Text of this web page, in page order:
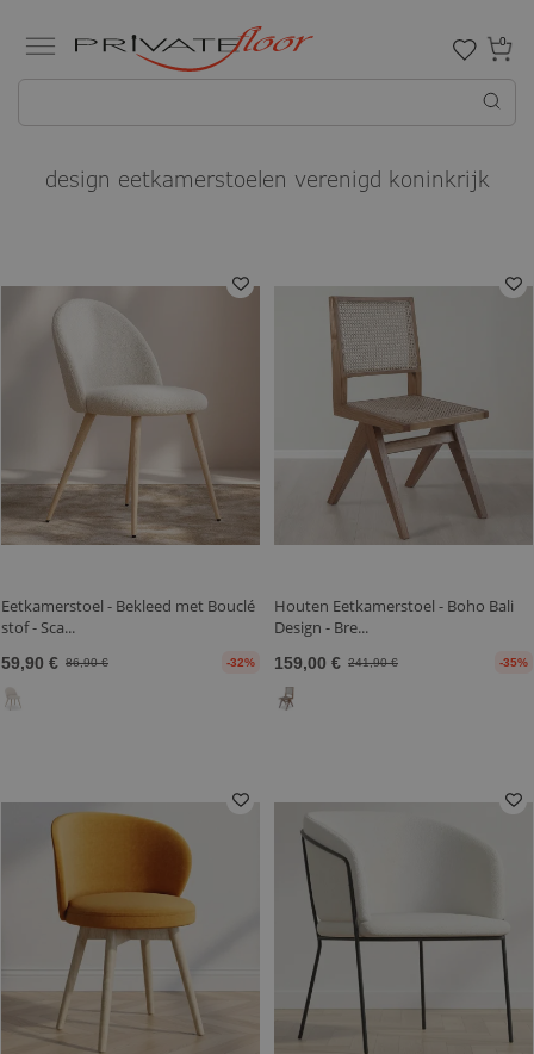
0
design eetkamerstoelen verenigd koninkrijk
Eetkamerstoel - Bekleed met Bouclé
stof - Sca...
59,90 € 86,90 € -32%
Houten Eetkamerstoel - Boho Bali
Design - Bre...
159,00 € 241,90 € -35%